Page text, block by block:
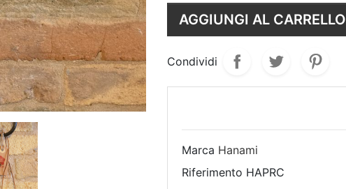
AGGIUNGI AL CARRELLO
Condividi
Marca Hanami
Riferimento HAPRC